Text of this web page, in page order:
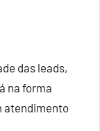
das leads,
na forma
atendimento